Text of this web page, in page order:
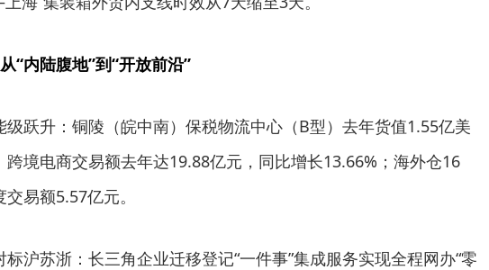
“内陆腹地”到“开放前沿”
级跃升：铜陵（皖中南）保税物流中心（B型）去年货值1.55亿美
跨境电商交易额去年达19.88亿元，同比增长13.66%；海外仓16
易额5.57亿元。
标沪苏浙：长三角企业迁移登记“一件事”集成服务实现全程网办“零